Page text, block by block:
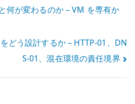
何が変わるのか – VM を専有か
どう設計するか – HTTP-01、DN
S-01、混在環境の責任境界